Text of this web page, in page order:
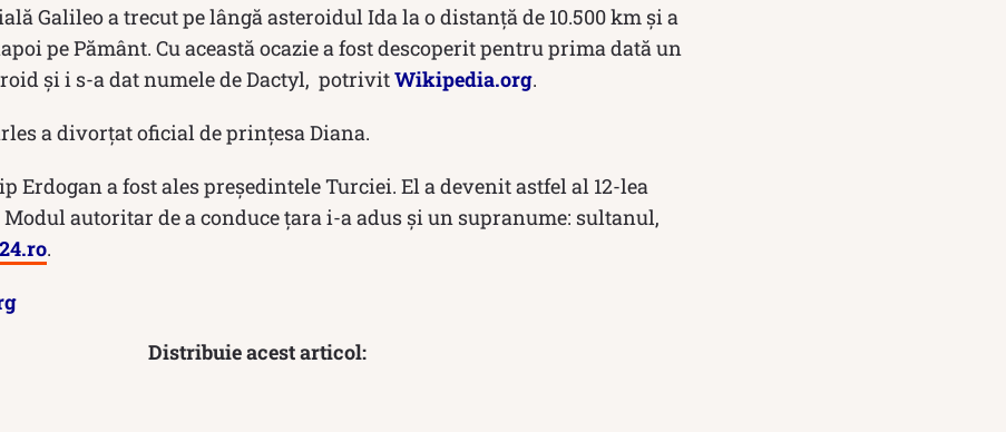
Galileo a trecut pe lângă asteroidul Ida la o distanță de 10.500 km și a
pe Pământ. Cu această ocazie a fost descoperit pentru prima dată un
și i s-a dat numele de Dactyl, potrivitWikipedia.org.
a divorțat oficial de prințesa Diana.
Erdogan a fost ales președintele Turciei. El a devenit astfel al 12-lea
autoritar de a conduce ţara i-a adus şi un supranume: sultanul,
.
Distribuie acest articol: